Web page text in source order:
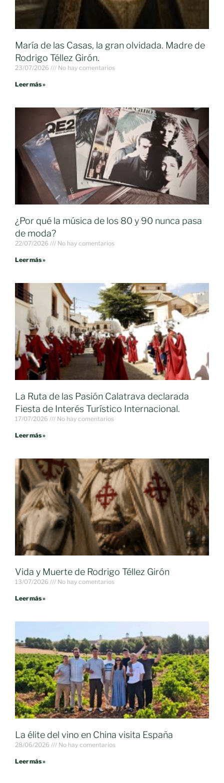
María de las Casas, la gran olvidada. Madre de
Rodrigo Téllez Girón.
23/07/2026 No hay comentarios
Leer más »
¿Por qué la música de los 80 y 90 nunca pasa
de moda?
22/07/2026 No hay comentarios
Leer más »
La Ruta de las Pasión Calatrava declarada
Fiesta de Interés Turístico Internacional.
17/07/2026 No hay comentarios
Leer más »
Vida y Muerte de Rodrigo Téllez Girón
13/07/2026 No hay comentarios
Leer más »
La élite del vino en China visita España
28/06/2026 No hay comentarios
Leer más »